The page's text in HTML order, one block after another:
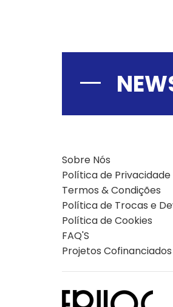
Sobre Nós
Política de Privacidade
Termos & Condições
Política de Trocas e
Política de Cookies
FAQ'S
Projetos Cofinanciados